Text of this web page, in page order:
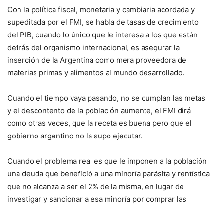
Con la política fiscal, monetaria y cambiaria acordada y
supeditada por el FMI, se habla de tasas de crecimiento
del PIB, cuando lo único que le interesa a los que están
detrás del organismo internacional, es asegurar la
inserción de la Argentina como mera proveedora de
materias primas y alimentos al mundo desarrollado.
Cuando el tiempo vaya pasando, no se cumplan las metas
y el descontento de la población aumente, el FMI dirá
como otras veces, que la receta es buena pero que el
gobierno argentino no la supo ejecutar.
Cuando el problema real es que le imponen a la población
una deuda que benefició a una minoría parásita y rentística
que no alcanza a ser el 2% de la misma, en lugar de
investigar y sancionar a esa minoría por comprar las